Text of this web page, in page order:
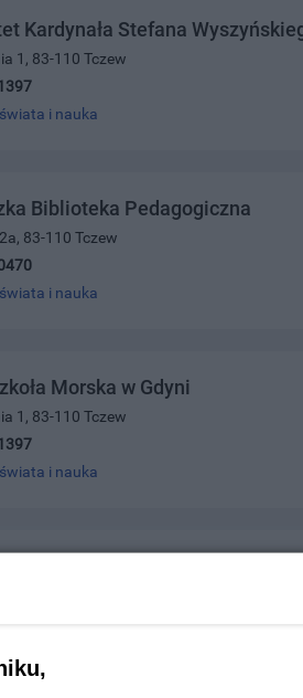
Kardynała Stefana
1, 83-110 Tczew
i nauka
Biblioteka Pedagogiczna
83-110 Tczew
i nauka
Morska w Gdyni
1, 83-110 Tczew
i nauka
83-110 Tczew